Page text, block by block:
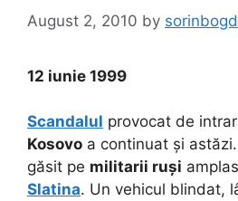
August 2, 2010 by
12 iunie 1999
Scandalul provocat de
Kosovo a continuat și
găsit pe militarii ruși
Slatina. Un vehicul blindat,